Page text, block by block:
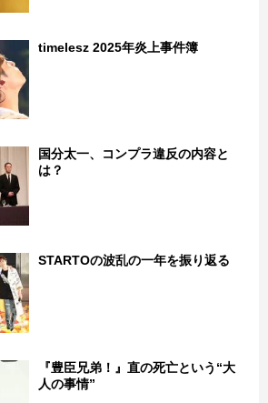
timelesz 2025年炎上事件簿
国分太一、コンプラ違反の内容と
は？
STARTOの波乱の一年を振り返る
『豊臣兄弟！』直の死亡という“大
人の事情”